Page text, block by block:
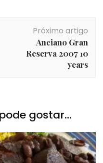
Próximo artigo
Anciano Gran
Reserva 2007 10
years
gostar...